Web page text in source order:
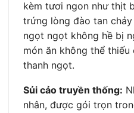
kèm tươi ngon như thịt
trứng lòng đào tan
ngọt ngọt không hề bị
món ăn không thể
thanh ngọt.
Sủi cảo truyền thống:
nhân, được gói trọn